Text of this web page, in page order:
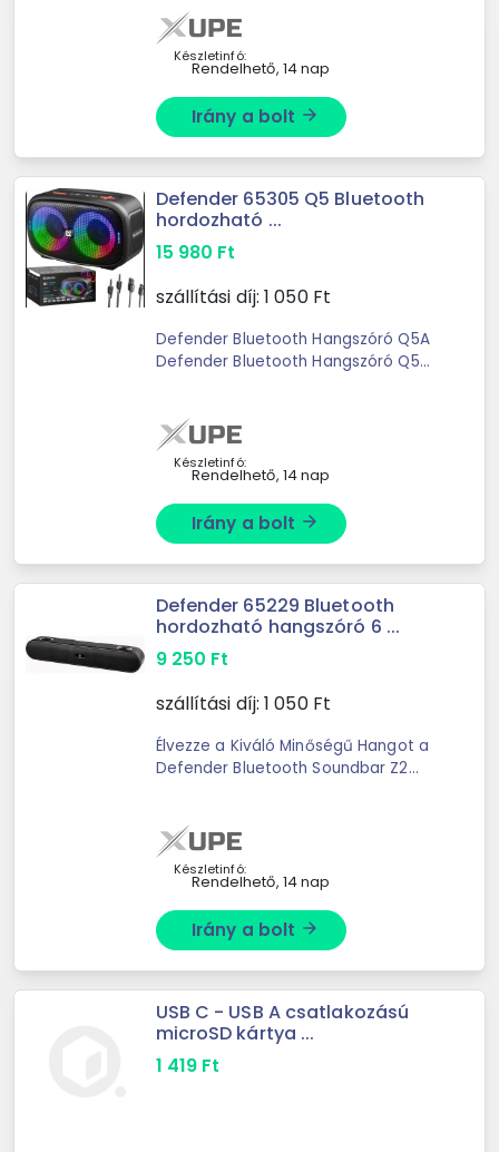
KARAOKEtöbbszínű RGB
háttérvilágítás több ...
Készletinfó:
Rendelhető, 14 nap
Irány a bolt arrow_forward
Defender 65305 Q5 Bluetooth
hordozható ...
15 980 Ft
szállítási díj: 1 050Ft
Defender Bluetooth Hangszóró Q5A
Defender Bluetooth Hangszóró Q5
zene szerelmese számára. Az új ...
Készletinfó:
Rendelhető, 14 nap
Irány a bolt arrow_forward
Defender 65229 Bluetooth
hordozható hangszóró 6 ...
9 250 Ft
szállítási díj: 1 050Ft
Élvezze a Kiváló Minőségű Hangot a
Defender Bluetooth Soundbar Z2
Soundbar Z2 modellel; amely ...
Készletinfó:
Rendelhető, 14 nap
Irány a bolt arrow_forward
USB C - USB A csatlakozású
microSD kártya ...
1 419 Ft